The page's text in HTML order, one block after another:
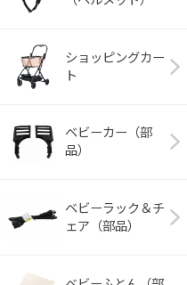
ショッピングカー
ト
ベビーカー（部
品）
ベビーラック＆チ
ェア（部品）